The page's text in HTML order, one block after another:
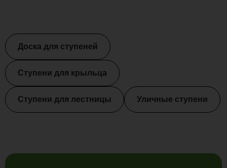
Доска для ступеней
Ступени для крыльца
Ступени для лестницы Уличные ступени